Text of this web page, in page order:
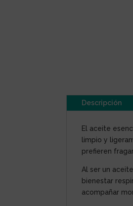
Descripción
El aceite
limpio y
prefieren
Al ser un
bienestar
acompañar